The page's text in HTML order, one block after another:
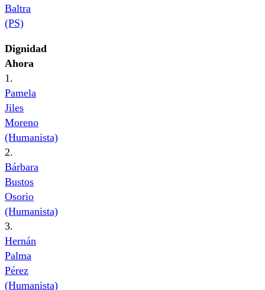
Baltra
(PS)
Dignidad
Ahora
1.
Pamela
Jiles
Moreno
(Humanista)
2.
Bárbara
Bustos
Osorio
(Humanista)
3.
Hernán
Palma
Pérez
(Humanista)